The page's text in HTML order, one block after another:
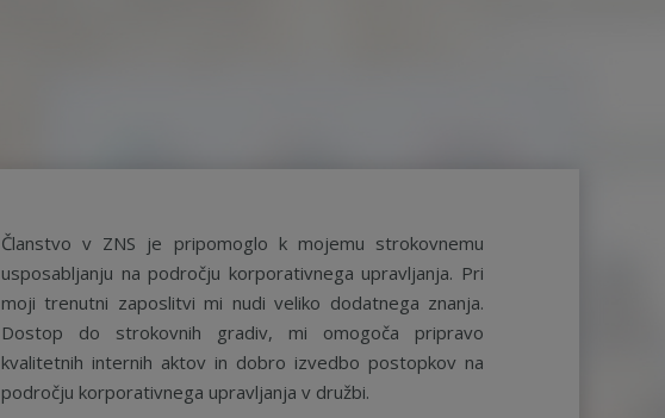
Članstvo v ZNS je pripomoglo k mojemu strokovnemu
usposabljanju na področju korporativnega upravljanja. Pri
moji trenutni zaposlitvi mi nudi veliko dodatnega znanja.
Dostop do strokovnih gradiv, mi omogoča pripravo
kvalitetnih internih aktov in dobro izvedbo postopkov na
področju korporativnega upravljanja v družbi.